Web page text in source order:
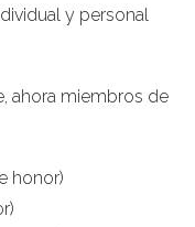
y personal
ahora miembros de
honor)